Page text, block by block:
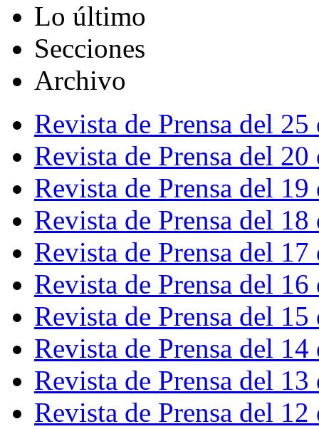
Lo último
Secciones
Archivo
Revista de Prensa del
Revista de Prensa del
Revista de Prensa del
Revista de Prensa del
Revista de Prensa del
Revista de Prensa del
Revista de Prensa del
Revista de Prensa del
Revista de Prensa del
Revista de Prensa del